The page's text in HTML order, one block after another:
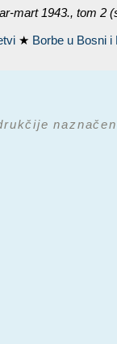
mart 1943., tom 2
★ Borbe u Bosni i